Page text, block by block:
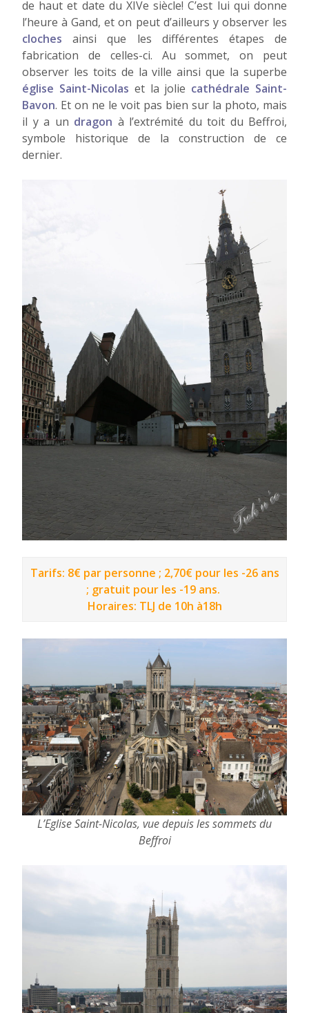
de haut et date du XIVe siècle! C’est lui qui donne
l’heure à Gand, et on peut d’ailleurs y observer les
cloches ainsi que les différentes étapes de
fabrication de celles-ci. Au sommet, on peut
observer les toits de la ville ainsi que la superbe
église Saint-Nicolas et la jolie cathédrale Saint-
Bavon. Et on ne le voit pas bien sur la photo, mais
il y a un dragon à l’extrémité du toit du Beffroi,
symbole historique de la construction de ce
dernier.
Tarifs: 8€ par personne ; 2,70€ pour les -26 ans
; gratuit pour les -19 ans.
Horaires: TLJ de 10h à18h
L’Eglise Saint-Nicolas, vue depuis les sommets du
Beffroi